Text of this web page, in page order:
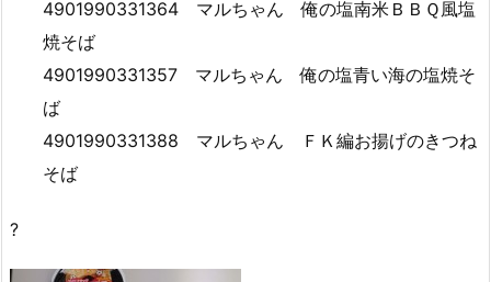
4901990331364 マルちゃん 俺の塩南米ＢＢＱ風塩
焼そば
4901990331357 マルちゃん 俺の塩青い海の塩焼そ
ば
4901990331388 マルちゃん ＦＫ編お揚げのきつね
そば
?